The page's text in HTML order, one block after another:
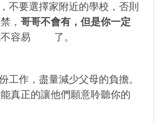
不要選擇家附近的學校，否則
， 哥哥不會有，但是你一定
不容易 了。
工作，盡量減少父母的負擔。
能真正的讓他們願意聆聽你的